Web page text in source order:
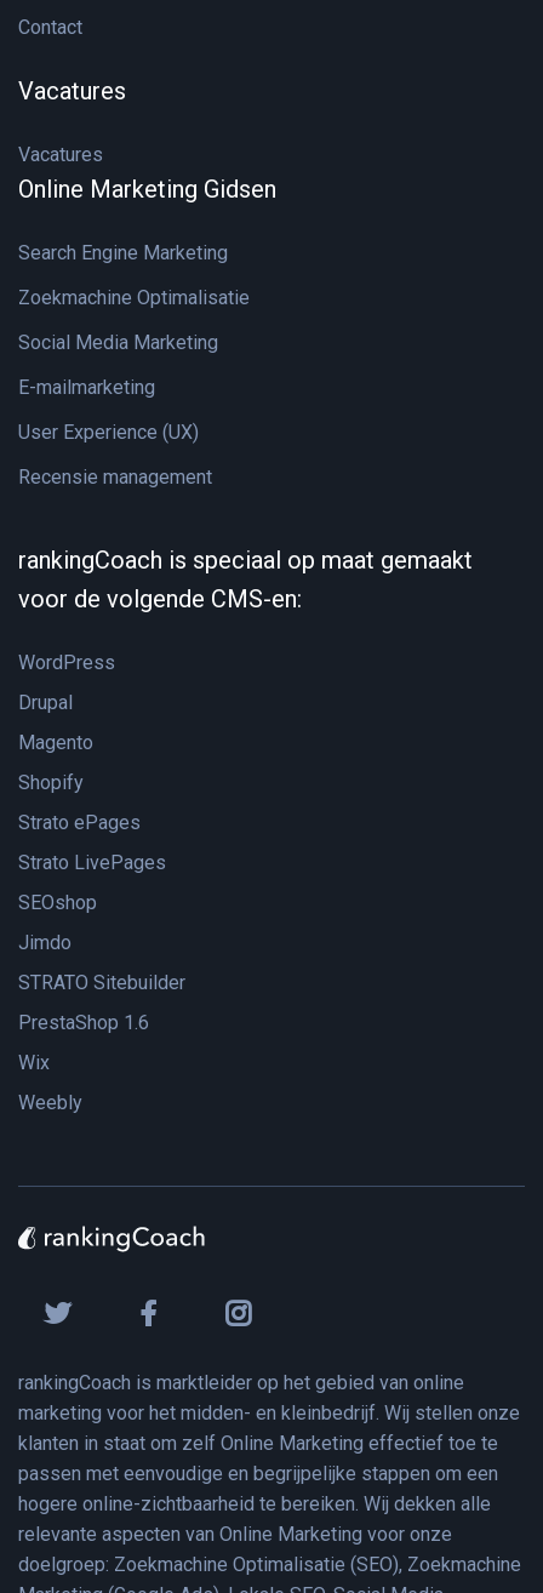
Contact
Vacatures
Vacatures
Online Marketing Gidsen
Search Engine Marketing
Zoekmachine Optimalisatie
Social Media Marketing
E-mailmarketing
User Experience (UX)
Recensie management
rankingCoach is speciaal op maat gemaakt
voor de volgende CMS-en:
WordPress
Drupal
Magento
Shopify
Strato ePages
Strato LivePages
SEOshop
Jimdo
STRATO Sitebuilder
PrestaShop 1.6
Wix
Weebly
rankingCoach is marktleider op het gebied van online
marketing voor het midden- en kleinbedrijf. Wij stellen onze
klanten in staat om zelf Online Marketing effectief toe te
passen met eenvoudige en begrijpelijke stappen om een
hogere online-zichtbaarheid te bereiken. Wij dekken alle
relevante aspecten van Online Marketing voor onze
doelgroep: Zoekmachine Optimalisatie (SEO), Zoekmachine